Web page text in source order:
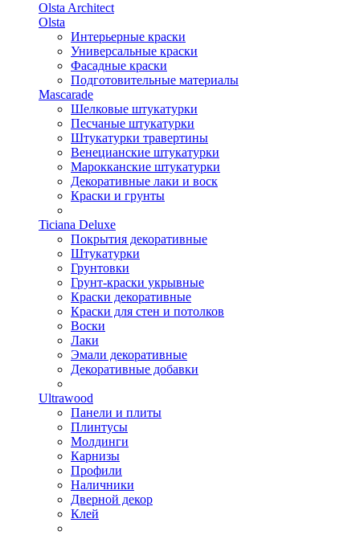
Olsta Architect
Olsta
Интерьерные краски
Универсальные краски
Фасадные краски
Подготовительные материалы
Mascarade
Шелковые штукатурки
Песчаные штукатурки
Штукатурки травертины
Венецианские штукатурки
Марокканские штукатурки
Декоративные лаки и воск
Краски и грунты
Ticiana Deluxe
Покрытия декоративные
Штукатурки
Грунтовки
Грунт-краски укрывные
Краски декоративные
Краски для стен и потолков
Воски
Лаки
Эмали декоративные
Декоративные добавки
Ultrawood
Панели и плиты
Плинтусы
Молдинги
Карнизы
Профили
Наличники
Дверной декор
Клей